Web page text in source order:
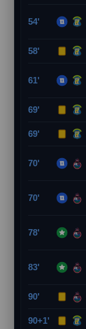
54'
58'
61'
69'
69'
70'
70'
78'
83'
90'
90+1'